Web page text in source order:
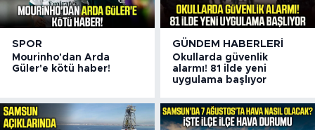
SPOR
Mourinho'dan Arda
Güler'e kötü haber!
GÜNDEM HABERLERI
Okullarda güvenlik
alarmı! 81 ilde yeni
uygulama başlıyor